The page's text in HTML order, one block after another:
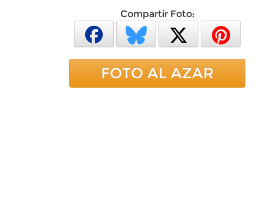
Compartir Foto:
FOTO AL AZAR